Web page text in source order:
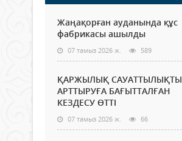
Жаңақорған ауданында құс
фабрикасы ашылды
07 тамыз 2026 ж. 589
ҚАРЖЫЛЫҚ САУАТТЫЛЫҚТЫ
АРТТЫРУҒА БАҒЫТТАЛҒАН
КЕЗДЕСУ ӨТТІ
07 тамыз 2026 ж. 66